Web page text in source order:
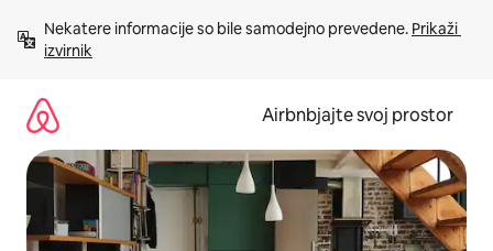
vsebino
Nekatere informacije so bile samodejno prevedene. Prikaži
izvirnik
Airbnbjajte svoj prostor